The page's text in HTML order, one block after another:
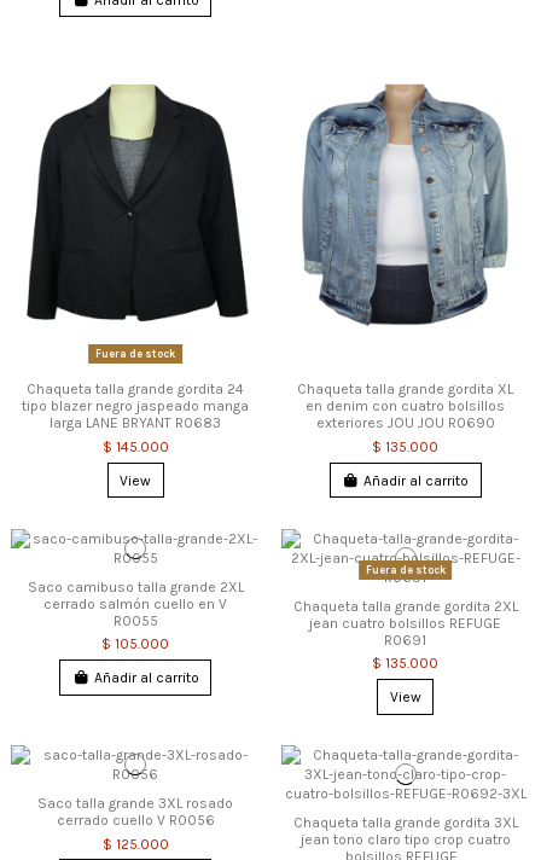
Fuera de stock
Chaqueta talla grande gordita 24
tipo blazer negro jaspeado manga
larga LANE BRYANT R0683
$ 145.000
View
Chaqueta talla grande gordita XL
en denim con cuatro bolsillos
exteriores JOU JOU R0690
$ 135.000
Añadir al carrito
Saco camibuso talla grande 2XL
cerrado salmón cuello en V
R0055
$ 105.000
Añadir al carrito
Fuera de stock
Chaqueta talla grande gordita 2XL
jean cuatro bolsillos REFUGE
R0691
$ 135.000
View
Saco talla grande 3XL rosado
cerrado cuello V R0056
$ 125.000
Chaqueta talla grande gordita 3XL
jean tono claro tipo crop cuatro
bolsillos REFUGE...